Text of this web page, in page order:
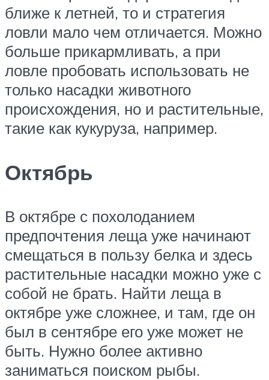
ближе к летней, то и стратегия
ловли мало чем отличается. Можно
больше прикармливать, а при
ловле пробовать использовать не
только насадки животного
происхождения, но и растительные,
такие как кукуруза, например.
Октябрь
В октябре с похолоданием
предпочтения леща уже начинают
смещаться в пользу белка и здесь
растительные насадки можно уже с
собой не брать. Найти леща в
октябре уже сложнее, и там, где он
был в сентябре его уже может не
быть. Нужно более активно
заниматься поиском рыбы.